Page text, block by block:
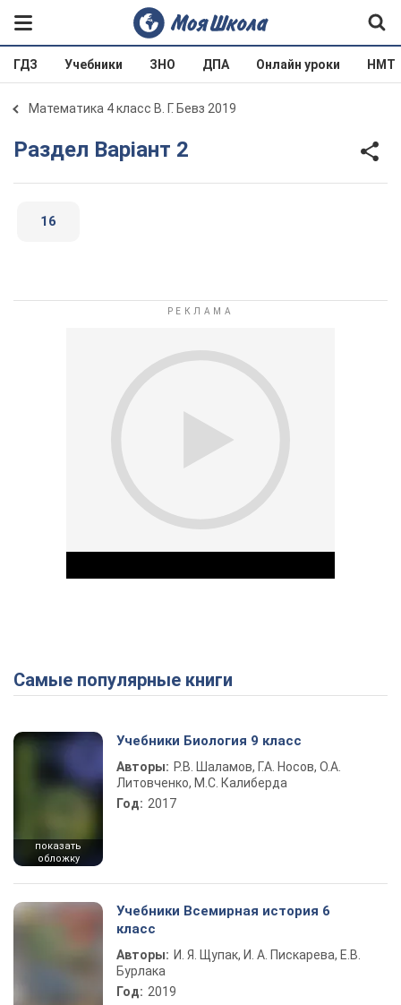
ГДЗ Учебники ЗНО ДПА Онлайн уроки НМТ
Математика 4 класс В. Г. Бевз 2019
Раздел Варіант 2
16
Play Video
Самые популярные книги
показать
обложку
Учебники Биология 9 класс
Авторы: Р.В. Шаламов, Г.А. Носов, О.А.
Литовченко, М.С. Калиберда
Год: 2017
Учебники Всемирная история 6
класс
Авторы: И. Я. Щупак, И. А. Пискарева, Е.В.
Бурлака
Год: 2019